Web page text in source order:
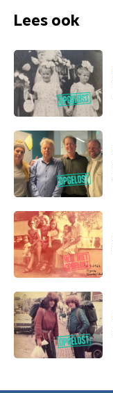
Lees ook